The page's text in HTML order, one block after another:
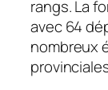
rangs. La
avec 64
nombreux